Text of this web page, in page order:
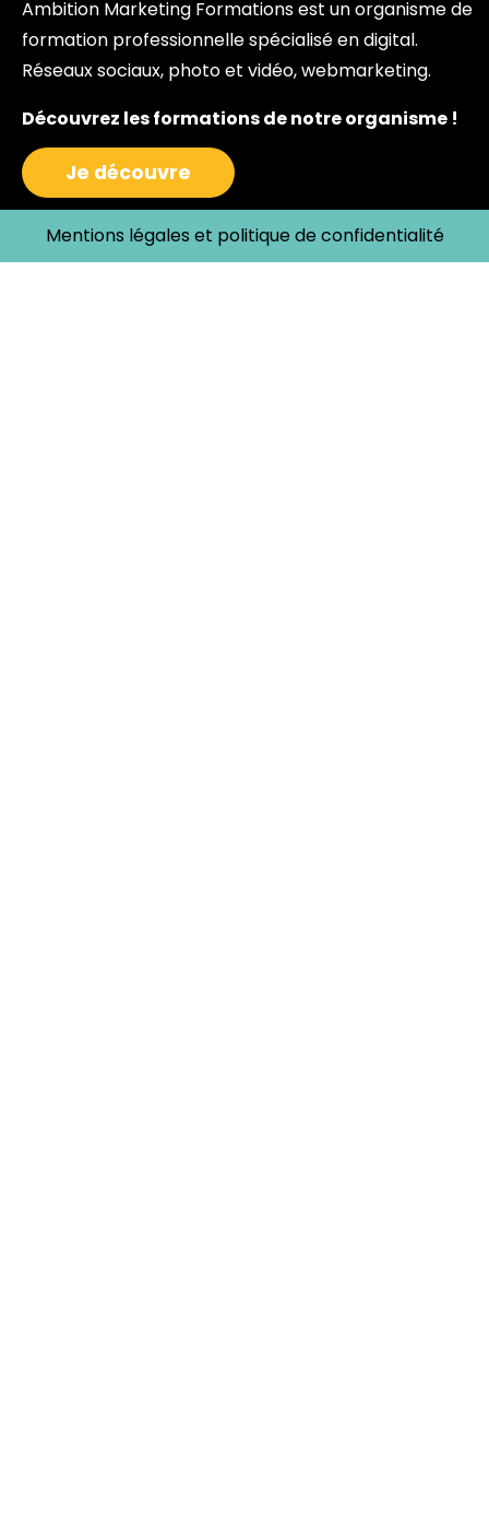
Ambition Marketing Formations est un organisme de
formation professionnelle spécialisé en digital.
Réseaux sociaux, photo et vidéo, webmarketing.
Découvrez les formations de notre organisme !
Je découvre
Mentions légales et politique de confidentialité